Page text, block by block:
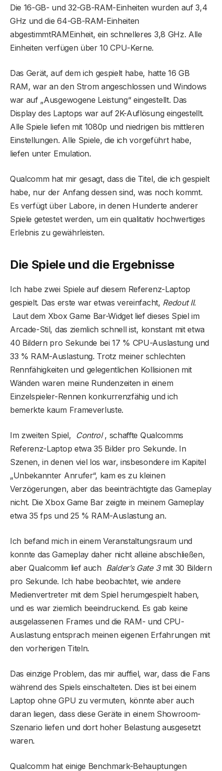
Die 16-GB- und 32-GB-RAM-Einheiten wurden auf 3,4
GHz und die 64-GB-RAM-Einheiten
abgestimmtRAMEinheit, ein schnelleres 3,8 GHz. Alle
Einheiten verfügen über 10 CPU-Kerne.
Das Gerät, auf dem ich gespielt habe, hatte 16 GB
RAM, war an den Strom angeschlossen und Windows
war auf „Ausgewogene Leistung“ eingestellt. Das
Display des Laptops war auf 2K-Auflösung eingestellt.
Alle Spiele liefen mit 1080p und niedrigen bis mittleren
Einstellungen. Alle Spiele, die ich vorgeführt habe,
liefen unter Emulation.
Qualcomm hat mir gesagt, dass die Titel, die ich gespielt
habe, nur der Anfang dessen sind, was noch kommt.
Es verfügt über Labore, in denen Hunderte anderer
Spiele getestet werden, um ein qualitativ hochwertiges
Erlebnis zu gewährleisten.
Die Spiele und die Ergebnisse
Ich habe zwei Spiele auf diesem Referenz-Laptop
gespielt. Das erste war etwas vereinfacht, Redout II.
Laut dem Xbox Game Bar-Widget lief dieses Spiel im
Arcade-Stil, das ziemlich schnell ist, konstant mit etwa
40 Bildern pro Sekunde bei 17 % CPU-Auslastung und
33 % RAM-Auslastung. Trotz meiner schlechten
Rennfähigkeiten und gelegentlichen Kollisionen mit
Wänden waren meine Rundenzeiten in einem
Einzelspieler-Rennen konkurrenzfähig und ich
bemerkte kaum Frameverluste.
Im zweiten Spiel, Control, schaffte Qualcomms
Referenz-Laptop etwa 35 Bilder pro Sekunde. In
Szenen, in denen viel los war, insbesondere im Kapitel
„Unbekannter Anrufer“, kam es zu kleinen
Verzögerungen, aber das beeinträchtigte das Gameplay
nicht. Die Xbox Game Bar zeigte in meinem Gameplay
etwa 35 fps und 25 % RAM-Auslastung an.
Ich befand mich in einem Veranstaltungsraum und
konnte das Gameplay daher nicht alleine abschließen,
aber Qualcomm lief auch Balder’s Gate 3mit 30 Bildern
pro Sekunde. Ich habe beobachtet, wie andere
Medienvertreter mit dem Spiel herumgespielt haben,
und es war ziemlich beeindruckend. Es gab keine
ausgelassenen Frames und die RAM- und CPU-
Auslastung entsprach meinen eigenen Erfahrungen mit
den vorherigen Titeln.
Das einzige Problem, das mir auffiel, war, dass die Fans
während des Spiels einschalteten. Dies ist bei einem
Laptop ohne GPU zu vermuten, könnte aber auch
daran liegen, dass diese Geräte in einem Showroom-
Szenario liefen und dort hoher Belastung ausgesetzt
waren.
Qualcomm hat einige Benchmark-Behauptungen